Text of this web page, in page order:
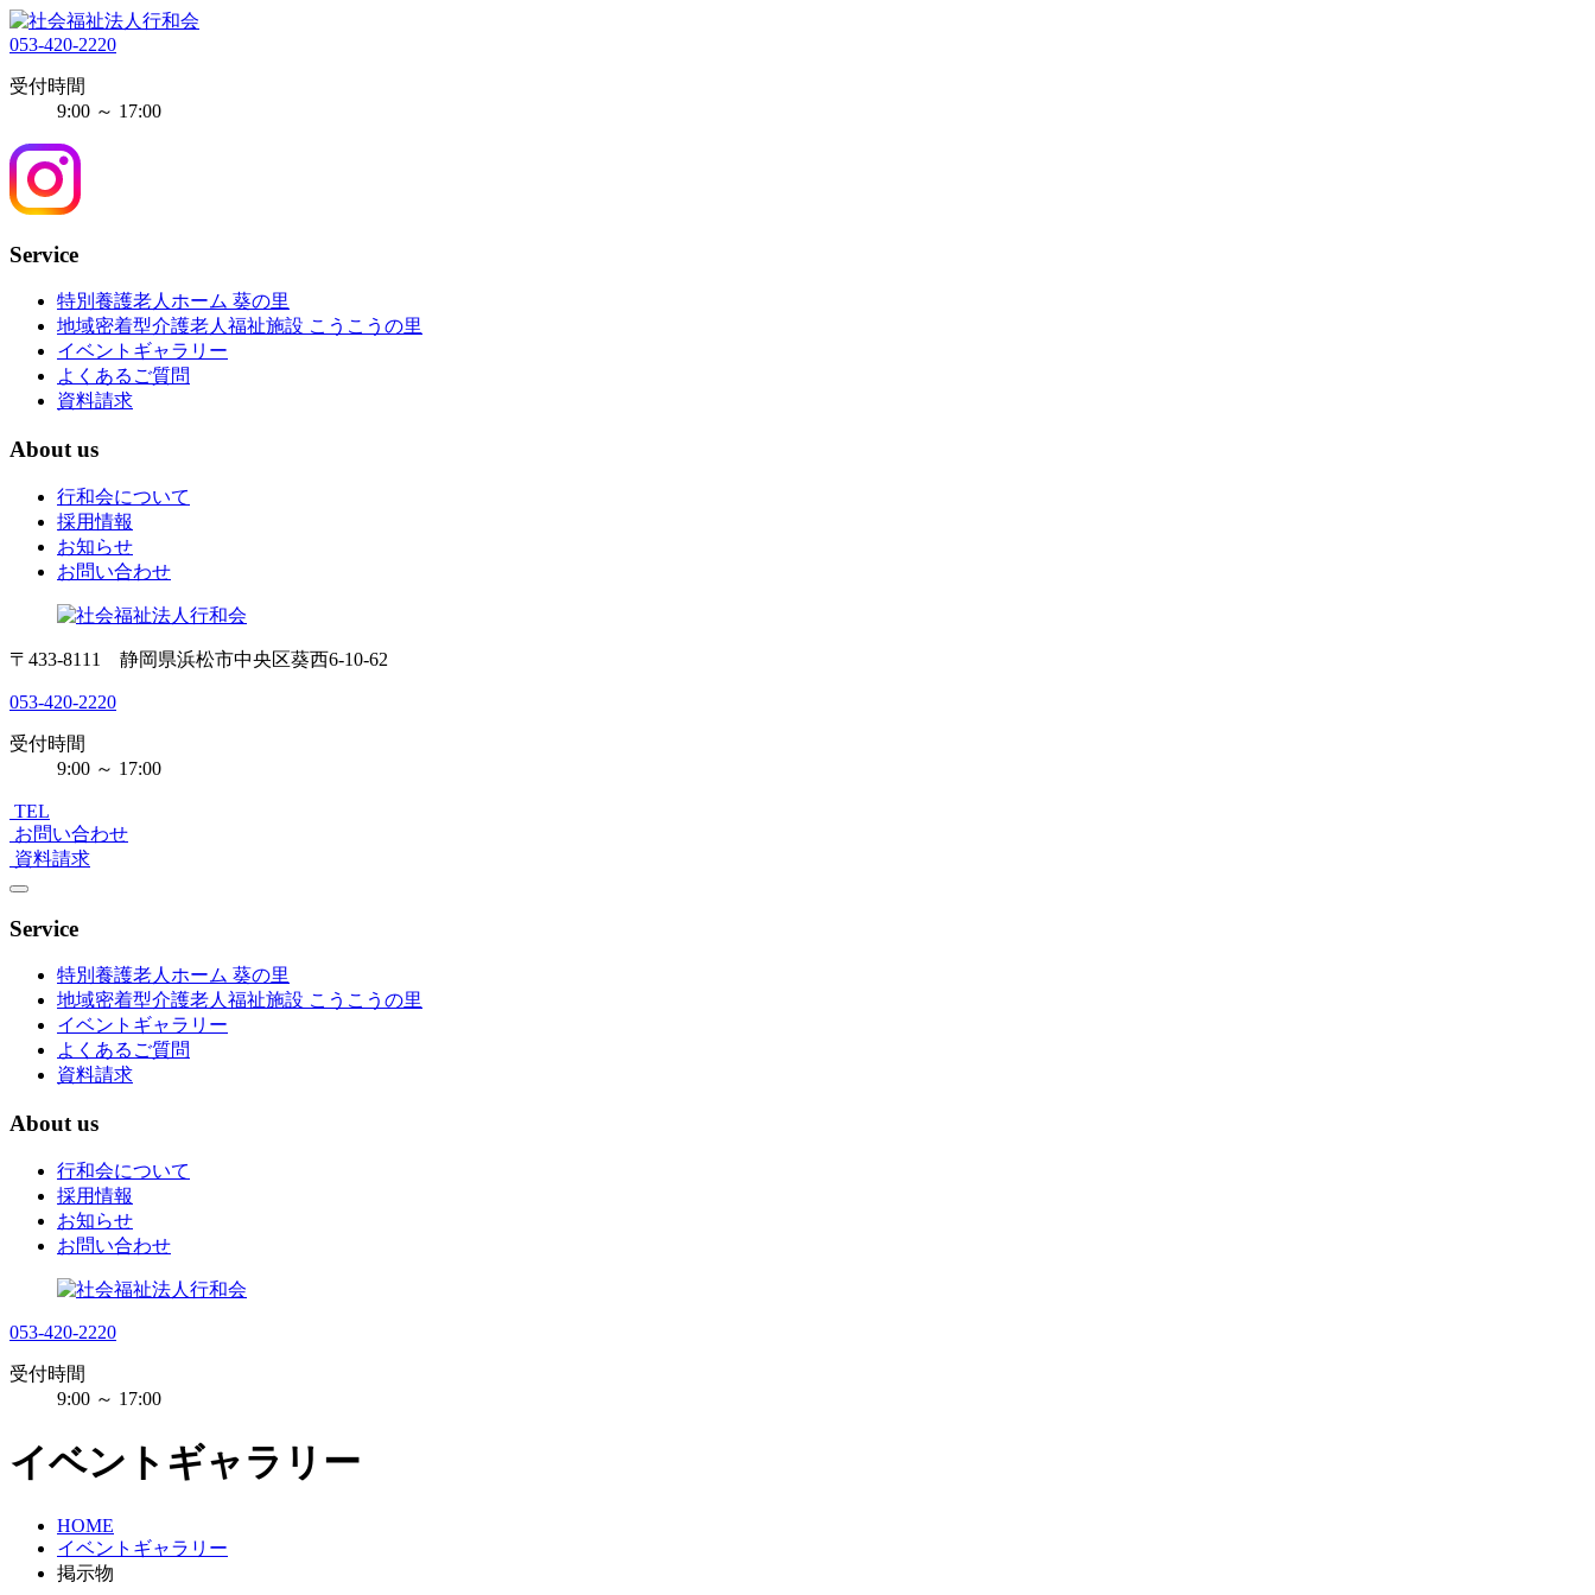
053-420-2220
受付時間
9:00 ～ 17:00
Service
特別養護老人ホーム 葵の里
地域密着型介護老人福祉施設 こうこうの里
イベントギャラリー
よくあるご質問
資料請求
About us
行和会について
採用情報
お知らせ
お問い合わせ
〒433-8111 静岡県浜松市中央区葵西6-10-62
053-420-2220
受付時間
9:00 ～ 17:00
TEL
お問い合わせ
資料請求
Service
特別養護老人ホーム 葵の里
地域密着型介護老人福祉施設 こうこうの里
イベントギャラリー
よくあるご質問
資料請求
About us
行和会について
採用情報
お知らせ
お問い合わせ
053-420-2220
受付時間
9:00 ～ 17:00
イベントギャラリー
HOME
イベントギャラリー
掲示物